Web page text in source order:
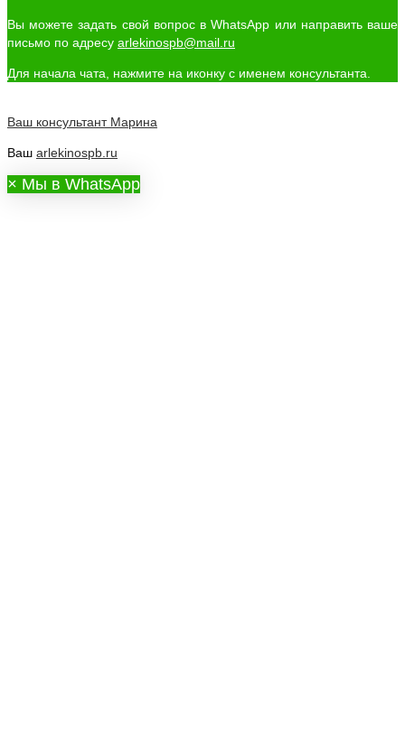
Вы можете задать свой вопрос в WhatsApp или направить ваше
письмо по адресу arlekinospb@mail.ru
Для начала чата, нажмите на иконку с именем консультанта.
Ваш консультант Марина
Ваш arlekinospb.ru
× Мы в WhatsApp